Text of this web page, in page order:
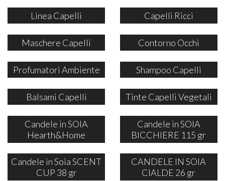
Linea Capelli Capelli Ricci
Maschere Capelli Contorno Occhi
Profumatori Ambiente Shampoo Capelli
Balsami Capelli Tinte Capelli Vegetali
Candele in SOIA
Hearth&Home
Candele in SOIA
BICCHIERE 115 gr
Candele in Soia SCENT
CUP 38 gr
CANDELE IN SOIA
CIALDE 26 gr